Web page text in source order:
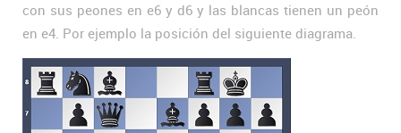
con sus peones en e6 y d6 y las blancas tienen un peón
en e4. Por ejemplo la posición del siguiente diagrama.